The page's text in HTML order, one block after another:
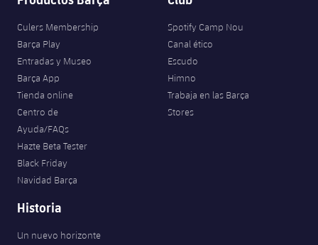
Culers Membership
Barça Play
Entradas y Museo
Barça App
Tienda online
Centro de
Ayuda/FAQs
Hazte Beta Tester
Black Friday
Navidad Barça
Spotify Camp Nou
Canal ético
Escudo
Himno
Trabaja en las Barça
Stores
Historia
Un nuevo horizonte